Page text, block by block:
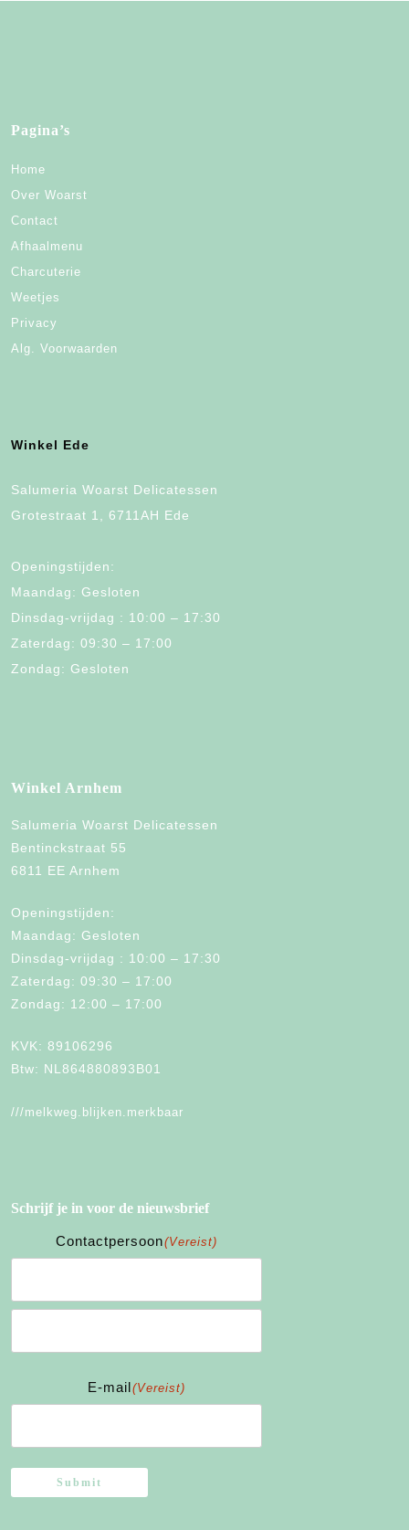
Pagina’s
Home
Over Woarst
Contact
Afhaalmenu
Charcuterie
Weetjes
Privacy
Alg. Voorwaarden
Winkel Ede
Salumeria Woarst Delicatessen
Grotestraat 1, 6711AH Ede
Openingstijden:
Maandag: Gesloten
Dinsdag-vrijdag : 10:00 – 17:30
Zaterdag: 09:30 – 17:00
Zondag: Gesloten
Winkel Arnhem
Salumeria Woarst Delicatessen
Bentinckstraat 55
6811 EE Arnhem
Openingstijden:
Maandag: Gesloten
Dinsdag-vrijdag : 10:00 – 17:30
Zaterdag: 09:30 – 17:00
Zondag: 12:00 – 17:00
KVK: 89106296
Btw: NL864880893B01
///melkweg.blijken.merkbaar
Schrijf je in voor de nieuwsbrief
Contactpersoon(Vereist)
E-mail(Vereist)
Submit